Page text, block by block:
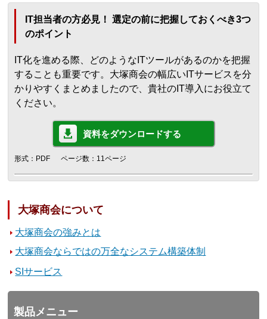
IT担当者の方必見！ 選定の前に把握しておくべき3つ
のポイント
IT化を進める際、どのようなITツールがあるのかを把握
することも重要です。大塚商会の幅広いITサービスを分
かりやすくまとめましたので、貴社のIT導入にお役立て
ください。
資料をダウンロードする
形式：PDF ページ数：11ページ
大塚商会について
大塚商会の強みとは
大塚商会ならではの万全なシステム構築体制
SIサービス
製品メニュー